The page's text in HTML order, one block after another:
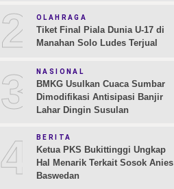
2 OLAHRAGA
Tiket Final Piala Dunia U-17 di
Manahan Solo Ludes Terjual
3 NASIONAL
BMKG Usulkan Cuaca Sumbar
Dimodifikasi Antisipasi Banjir
Lahar Dingin Susulan
4 BERITA
Ketua PKS Bukittinggi Ungkap
Hal Menarik Terkait Sosok Anies
Baswedan